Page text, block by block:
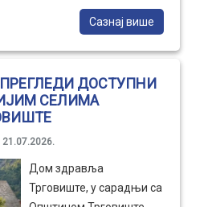
„Интегрисано управљање
I", закљученог између
министар
и инфраструктуре, ЈП
и Општине Трговиште.
Сазнај више
ДОСТУПНИ
СЕЛИМА
21.07.2026.
Дом здравља
Трговиште, у сарадњи са